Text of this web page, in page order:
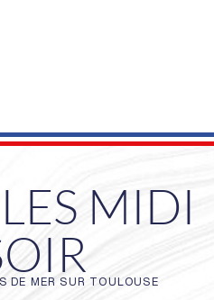
MIDI
DE MER SUR TOULOUSE